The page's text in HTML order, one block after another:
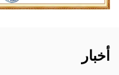
أخبار